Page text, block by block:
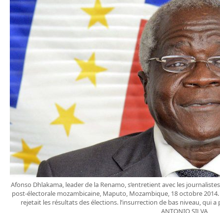
Afonso Dhlakama, leader de la Renamo, s’entretient avec les
post-électorale mozambicaine, Maputo, Mozambique, 18 octobre
rejetait les résultats des élections. l’insurrection de bas niveau, qui
ANTONIO SILVA